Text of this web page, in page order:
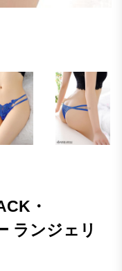
・
ランジェリ